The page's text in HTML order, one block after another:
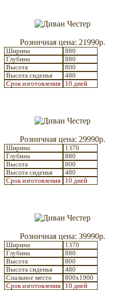
Розничная цена: 21990р.
Ширина
880
Глубина
880
Высота
800
Высота сиденья
480
Срок изготовления
10 дней
Розничная цена: 29990р.
Ширина
1370
Глубина
880
Высота
800
Высота сиденья
480
Срок изготовления
10 дней
Розничная цена: 39990р.
Ширина
1370
Глубина
880
Высота
800
Высота сиденья
480
Спальное место
800x1900
Срок изготовления
10 дней